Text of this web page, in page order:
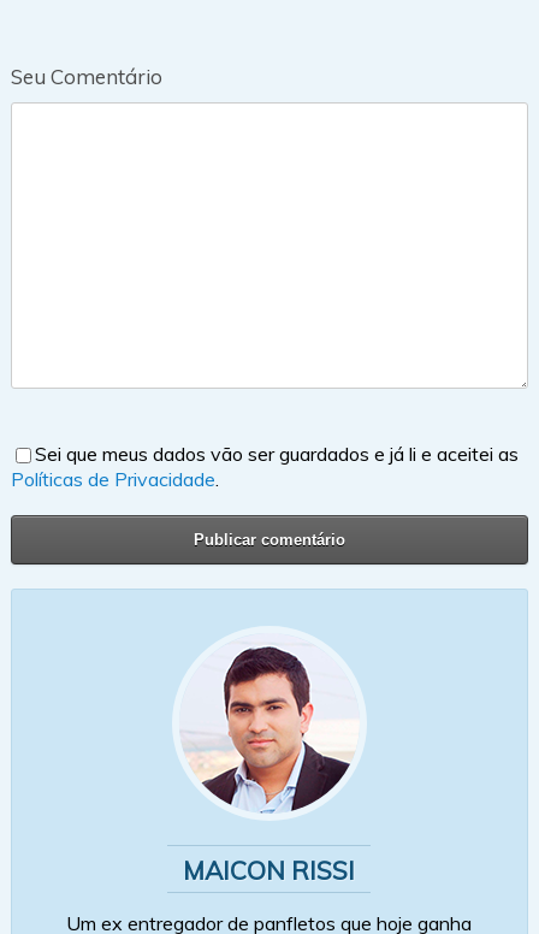
Seu Comentário
Sei que meus dados vão ser guardados e já li e aceitei as
Políticas de Privacidade.
MAICON RISSI
Um ex entregador de panfletos que hoje ganha